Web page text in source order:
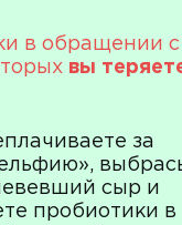
в обращении с
вы
за
сыр и
пробиотики в